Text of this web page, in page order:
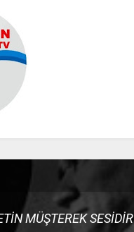
MÜŞTEREK SESİDİR